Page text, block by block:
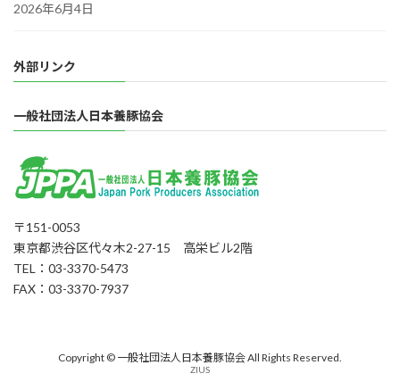
2026年6月4日
外部リンク
一般社団法人日本養豚協会
〒151-0053
東京都渋谷区代々木2-27-15 高栄ビル2階
TEL：03-3370-5473
FAX：03-3370-7937
Copyright © 一般社団法人日本養豚協会 All Rights Reserved.
ZIUS